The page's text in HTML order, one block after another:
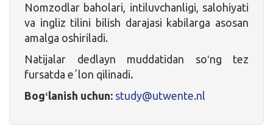
Nomzodlar baholari, intiluvchanligi, salohiyati
va ingliz tilini bilish darajasi kabilarga asosan
amalga oshiriladi.
Natijalar dedlayn muddatidan soʻng tez
fursatda eʼlon qilinadi.
Bogʻlanish uchun: study@utwente.nl